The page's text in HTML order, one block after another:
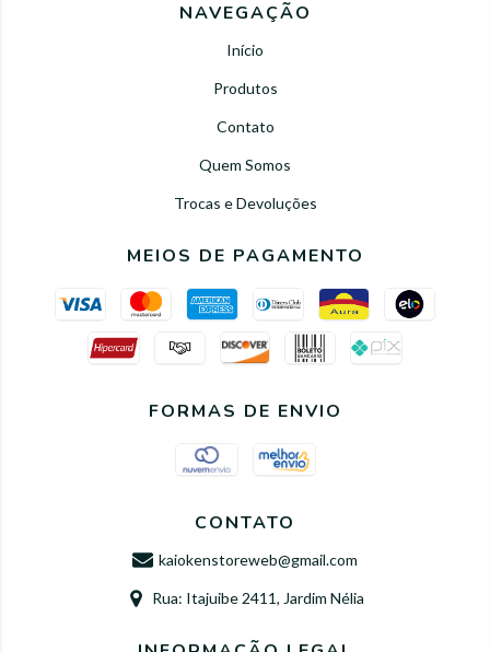
NAVEGAÇÃO
Início
Produtos
Contato
Quem Somos
Trocas e Devoluções
MEIOS DE PAGAMENTO
FORMAS DE ENVIO
CONTATO
kaiokenstoreweb@gmail.com
Rua: Itajuibe 2411, Jardim Nélia